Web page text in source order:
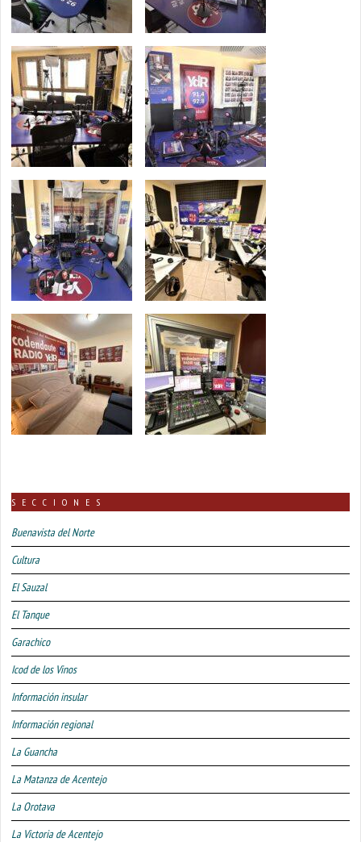
SECCIONES
Buenavista del Norte
Cultura
El Sauzal
El Tanque
Garachico
Icod de los Vinos
Información insular
Información regional
La Guancha
La Matanza de Acentejo
La Orotava
La Victoria de Acentejo